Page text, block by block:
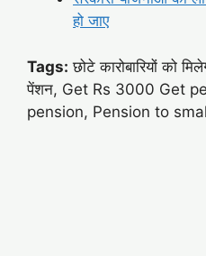
हो जाए
Tags: छोटे कारोबारियों को
पेंशन, Get Rs 3000 Get
pension, Pension to